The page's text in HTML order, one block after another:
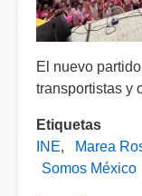
el
poder
El nuevo
transportistas y
Etiquetas
INE
Marea
Somos México